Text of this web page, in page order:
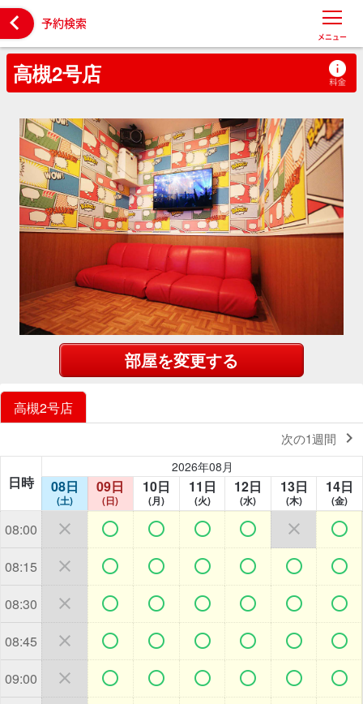
 予約検索
メニュー
高槻2号店
部屋を変更する
高槻2号店
次の1週間 
日時
2026年08月
08日
(土)
09日
(日)
10日
(月)
11日
(火)
12日
(水)
13日
(木)
14日
(金)
08:00       
08:15       
08:30       
08:45       
09:00       